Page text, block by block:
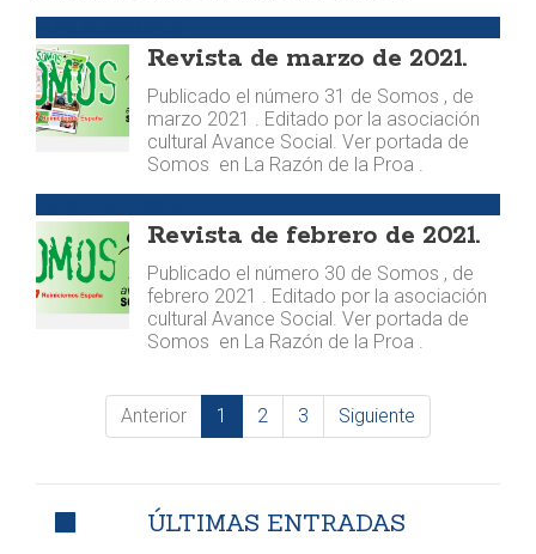
Revista de marzo de 2021.
Publicado el número 31 de Somos , de
marzo 2021 . Editado por la asociación
cultural Avance Social. Ver portada de
Somos en La Razón de la Proa .
Revista de febrero de 2021.
Publicado el número 30 de Somos , de
febrero 2021 . Editado por la asociación
cultural Avance Social. Ver portada de
Somos en La Razón de la Proa .
Anterior 1 2 3 Siguiente
ÚLTIMAS ENTRADAS